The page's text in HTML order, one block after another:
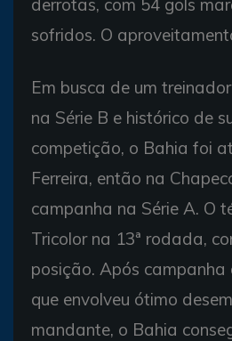
sofridos. O
Em busca de um
na Série B e histórico de
competição, o Bahia foi
Ferreira, então na
campanha na Série A. O
Tricolor na 13ª rodada,
posição. Após campanha
que envolveu ótimo
mandante, o Bahia